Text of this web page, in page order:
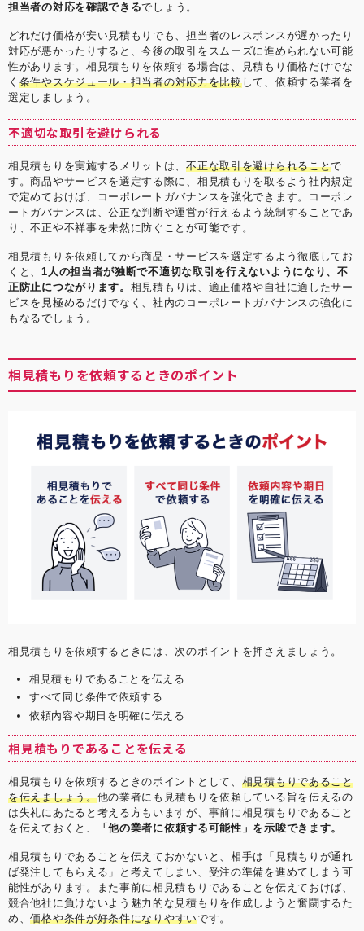
担当者の対応を確認できるでしょう。
どれだけ価格が安い見積もりでも、担当者のレスポンスが遅かったり
対応が悪かったりすると、今後の取引をスムーズに進められない可能
性があります。相見積もりを依頼する場合は、見積もり価格だけでな
く 条件やスケジュール・担当者の対応力を比較して、依頼する業者を
選定しましょう。
不適切な取引を避けられる
相見積もりを実施するメリットは、不正な取引を避けられることで
す。商品やサービスを選定する際に、相見積もりを取るよう社内規定
で定めておけば、コーポレートガバナンスを強化できます。コーポレ
ートガバナンスは、公正な判断や運営が行えるよう統制することであ
り、不正や不祥事を未然に防ぐことが可能です。
相見積もりを依頼してから商品・サービスを選定するよう徹底してお
くと、 1人の担当者が独断で不適切な取引を行えないようになり、不
正防止につながります。 相見積もりは、適正価格や自社に適したサー
ビスを見極めるだけでなく、社内のコーポレートガバナンスの強化に
もなるでしょう。
相見積もりを依頼するときのポイント
相見積もりを依頼するときには、次のポイントを押さえましょう。
相見積もりであることを伝える
すべて同じ条件で依頼する
依頼内容や期日を明確に伝える
相見積もりであることを伝える
相見積もりを依頼するときのポイントとして、 相見積もりであること
を伝えましょう。他の業者にも見積もりを依頼している旨を伝えるの
は失礼にあたると考える方もいますが、事前に相見積もりであること
を伝えておくと、
「他の業者に依頼する可能性」を示唆できます。
相見積もりであることを伝えておかないと、相手は「見積もりが通れ
ば発注してもらえる」と考えてしまい、受注の準備を進めてしまう可
能性があります。また事前に相見積もりであることを伝えておけば、
競合他社に負けないよう魅力的な見積もりを作成しようと奮闘するた
め、価格や条件が好条件になりやすいです。